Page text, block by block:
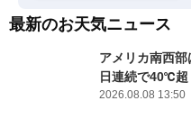
最新のお天気ニュース
アメリカ南西
日連続で40℃超
2026.08.08 13:50